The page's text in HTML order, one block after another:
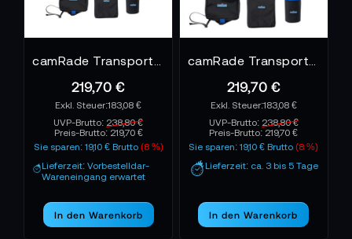
219,70 €
183,08 €
UVP-Brutto: 238,80 €
Preis-Brutto: 219,70 €
Sie sparen: 19,10 € Brutto (8 %)
Lieferzeit: Vorbestelldar-
Wareneingang erwartet
In den Warenkorb
219,70 €
183,08 €
UVP-Brutto: 238,80 €
Preis-Brutto: 219,70 €
Sie sparen: 19,10 € Brutto(8 %)
Lieferzeit: ca. 3 bis 5 Tage
In den Warenkorb